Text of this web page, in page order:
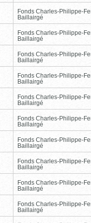
Fonds Charles-Philippe-
Baillairgé
Fonds Charles-Philippe-
Baillairgé
Fonds Charles-Philippe-
Baillairgé
Fonds Charles-Philippe-
Baillairgé
Fonds Charles-Philippe-
Baillairgé
Fonds Charles-Philippe-
Baillairgé
Fonds Charles-Philippe-
Baillairgé
Fonds Charles-Philippe-
Baillairgé
Fonds Charles-Philippe-
Baillairgé
Fonds Charles-Philippe-
Baillairgé